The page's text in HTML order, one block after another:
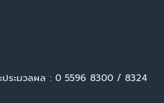
ประมวลผล : 0 5596 8300 / 8324